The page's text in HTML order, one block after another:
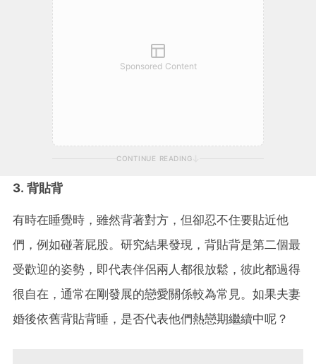
Sponsored Content
CONTINUE READING
3. 背貼背
有時在睡覺時，雖然背著對方，但卻忍不住要貼近他
們，例如碰著屁股。研究結果發現，背貼背是第二個最
受歡迎的姿勢，即代表伴侶兩人都很放鬆，彼此都過得
很自在，通常在剛發展的戀愛關係較為常見。如果夫妻
婚後依舊背貼背睡，是否代表他們熱戀期繼續中呢？